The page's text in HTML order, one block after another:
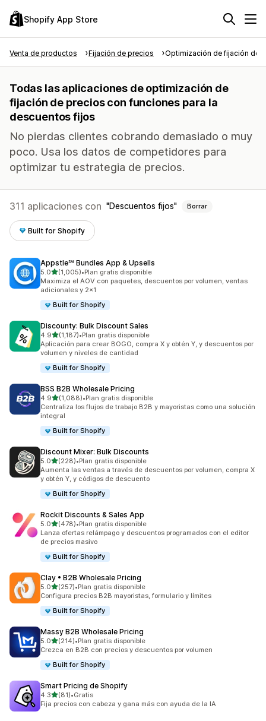
Shopify App Store
Venta de productos Fijación de precios Optimización de fijación de
Todas las aplicaciones de optimización de
fijación de precios con funciones para la
descuentos fijos
No pierdas clientes cobrando demasiado o muy
poco. Usa los datos de competidores para
optimizar tu estrategia de precios.
311 aplicaciones con Descuentos fijos Borrar
Built for Shopify
Appstle℠ Bundles App & Upsells
5.0de 5 estrellas
(1,005)
1005 reseñas en total
•Plan gratis disponible
Maximiza el AOV con paquetes, descuentos por volumen, ventas
adicionales y 2x1
Built for Shopify
Discounty: Bulk Discount Sales
4.9de 5 estrellas
(1,187)
1187 reseñas en total
•Plan gratis disponible
Aplicación para crear BOGO, compra X y obtén Y, y descuentos por
volumen y niveles de cantidad
Built for Shopify
BSS B2B Wholesale Pricing
4.9de 5 estrellas
(1,088)
1088 reseñas en total
•Plan gratis disponible
Centraliza los flujos de trabajo B2B y mayoristas como una solución
integral
Built for Shopify
Discount Mixer: Bulk Discounts
5.0de 5 estrellas
(228)
228 reseñas en total
•Plan gratis disponible
Aumenta las ventas a través de descuentos por volumen, compra X
y obtén Y, y códigos de descuento
Built for Shopify
Rockit Discounts & Sales App
5.0de 5 estrellas
(478)
478 reseñas en total
•Plan gratis disponible
Lanza ofertas relámpago y descuentos programados con el editor
de precios masivo
Built for Shopify
Clay • B2B Wholesale Pricing
5.0de 5 estrellas
(257)
257 reseñas en total
•Plan gratis disponible
Configura precios B2B mayoristas, formulario y límites
Built for Shopify
Massy B2B Wholesale Pricing
5.0de 5 estrellas
(214)
214 reseñas en total
•Plan gratis disponible
Crezca en B2B con precios y descuentos por volumen
Built for Shopify
Smart Pricing de Shopify
4.3de 5 estrellas
(81)
81 reseñas en total
•Gratis
Fija precios con cabeza y gana más con ayuda de la IA